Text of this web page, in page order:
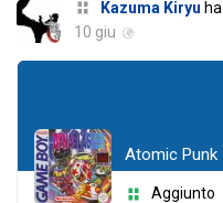
Kazuma Kiryu
10 giu
Atomic Punk
Aggiunto